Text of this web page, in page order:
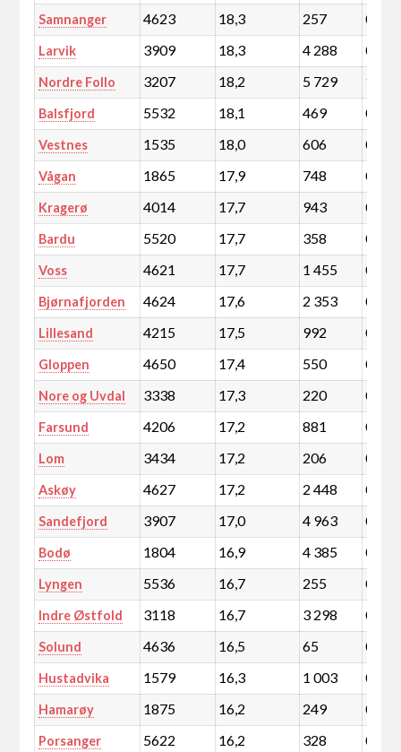
Samnanger 4623 18,3 257 0,0
Larvik 3909 18,3 4 288 0,7
Nordre Follo 3207 18,2 5 729 1,0
Balsfjord 5532 18,1 469 0,1
Vestnes 1535 18,0 606 0,1
Vågan 1865 17,9 748 0,1
Kragerø 4014 17,7 943 0,2
Bardu 5520 17,7 358 0,1
Voss 4621 17,7 1 455 0,3
Bjørnafjorden 4624 17,6 2 353 0,4
Lillesand 4215 17,5 992 0,2
Gloppen 4650 17,4 550 0,1
Nore og Uvdal 3338 17,3 220 0,0
Farsund 4206 17,2 881 0,2
Lom 3434 17,2 206 0,0
Askøy 4627 17,2 2 448 0,4
Sandefjord 3907 17,0 4 963 0,9
Bodø 1804 16,9 4 385 0,8
Lyngen 5536 16,7 255 0,0
Indre Østfold 3118 16,7 3 298 0,6
Solund 4636 16,5 65 0,0
Hustadvika 1579 16,3 1 003 0,2
Hamarøy 1875 16,2 249 0,0
Porsanger
5622 16,2 328 0,1